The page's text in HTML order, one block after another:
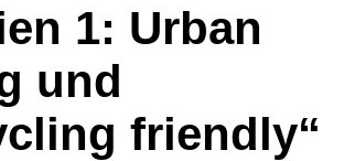
1: Urban
und
friendly“